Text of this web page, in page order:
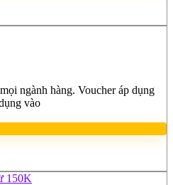
ngành hàng. Voucher áp dụng
vào